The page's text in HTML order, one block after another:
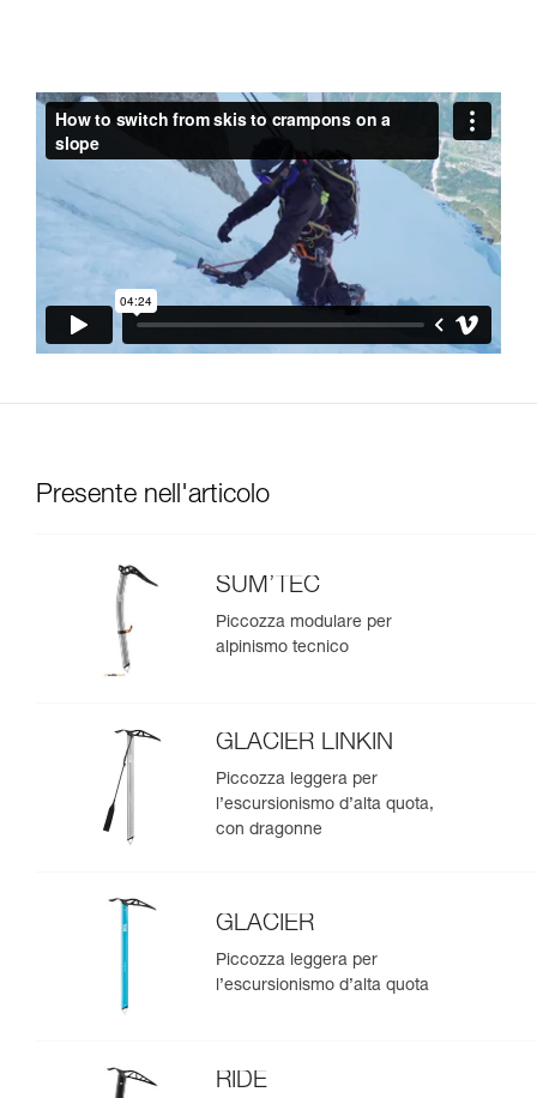
Presente nell'articolo
SUM’TEC
Piccozza modulare per
alpinismo tecnico
GLACIER LINKIN
Piccozza leggera per
l’escursionismo d’alta quota,
con dragonne
GLACIER
Piccozza leggera per
l’escursionismo d’alta quota
RIDE